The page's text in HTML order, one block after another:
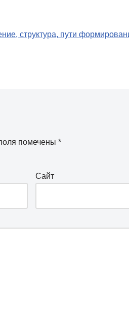
структура, пути
помечены *
Сайт